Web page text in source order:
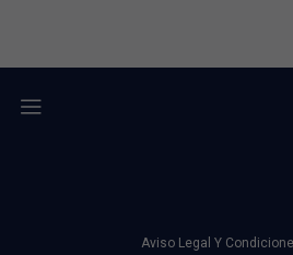
Aviso Legal Y